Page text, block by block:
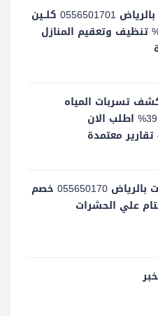
شركة تنظيف بالرياض 0556501701 كلــين
خصم 39% تنظيف وتعقيم المنازل
تسربات المياه
بالرياض خصم 39% اطلب الان
مكافحة حشرات بالرياض 055650170 خصم
علي الحشرات